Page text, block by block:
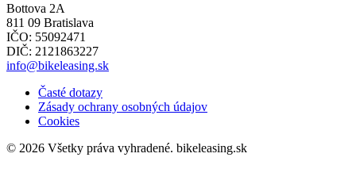
Bottova 2A
811 09 Bratislava
IČO: 55092471
DIČ: 2121863227
info@bikeleasing.sk
Časté dotazy
Zásady ochrany osobných údajov
Cookies
© 2026 Všetky práva vyhradené. bikeleasing.sk